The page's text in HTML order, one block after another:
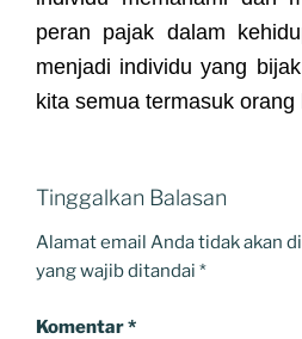
peran pajak dalam
menjadi individu yang
kita semua termasuk
Tinggalkan Balasan
Alamat email Anda tidak akan
yang wajib ditandai *
Komentar*